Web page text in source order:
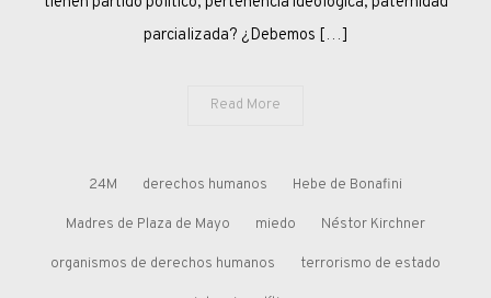
parcializada? ¿Debemos […]
Read More
24M derechos humanos Hebe de Bonafini
Madres de Plaza de Mayo miedo Néstor Kirchner
organismos de derechos humanos terrorismo de estado